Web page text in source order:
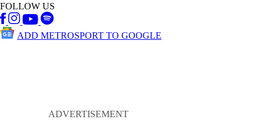
FOLLOW US
ADD METROSPORT TO GOOGLE